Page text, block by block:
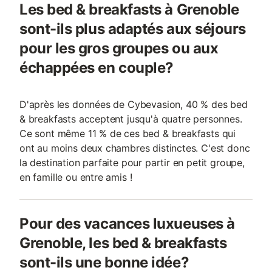
Les bed & breakfasts à Grenoble
sont-ils plus adaptés aux séjours
pour les gros groupes ou aux
échappées en couple?
D'après les données de Cybevasion, 40 % des bed
& breakfasts acceptent jusqu'à quatre personnes.
Ce sont même 11 % de ces bed & breakfasts qui
ont au moins deux chambres distinctes. C'est donc
la destination parfaite pour partir en petit groupe,
en famille ou entre amis !
Pour des vacances luxueuses à
Grenoble, les bed & breakfasts
sont-ils une bonne idée?